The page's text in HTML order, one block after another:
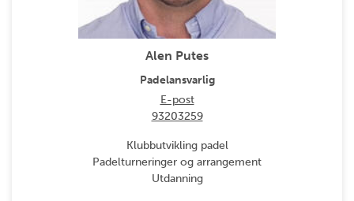
Alen Putes
Padelansvarlig
E-post
93203259
Klubbutvikling padel
Padelturneringer og arrangement
Utdanning